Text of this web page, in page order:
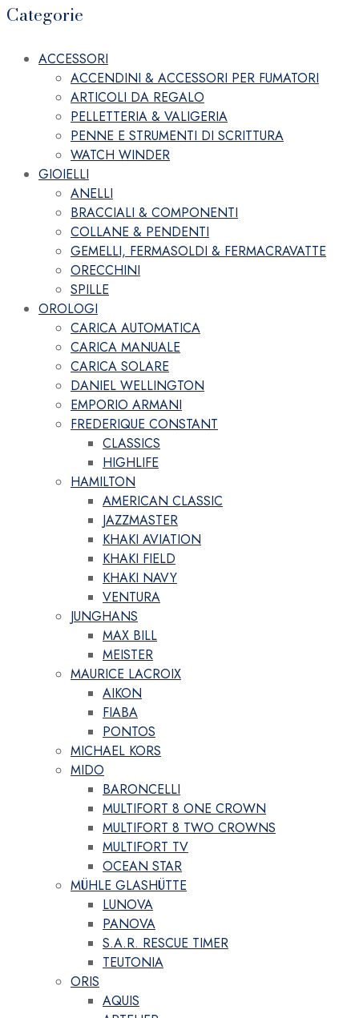
Categorie
ACCESSORI
ACCENDINI & ACCESSORI PER FUMATORI
ARTICOLI DA REGALO
PELLETTERIA & VALIGERIA
PENNE E STRUMENTI DI SCRITTURA
WATCH WINDER
GIOIELLI
ANELLI
BRACCIALI & COMPONENTI
COLLANE & PENDENTI
GEMELLI, FERMASOLDI & FERMACRAVATTE
ORECCHINI
SPILLE
OROLOGI
CARICA AUTOMATICA
CARICA MANUALE
CARICA SOLARE
DANIEL WELLINGTON
EMPORIO ARMANI
FREDERIQUE CONSTANT
CLASSICS
HIGHLIFE
HAMILTON
AMERICAN CLASSIC
JAZZMASTER
KHAKI AVIATION
KHAKI FIELD
KHAKI NAVY
VENTURA
JUNGHANS
MAX BILL
MEISTER
MAURICE LACROIX
AIKON
FIABA
PONTOS
MICHAEL KORS
MIDO
BARONCELLI
MULTIFORT 8 ONE CROWN
MULTIFORT 8 TWO CROWNS
MULTIFORT TV
OCEAN STAR
MÜHLE GLASHÜTTE
LUNOVA
PANOVA
S.A.R. RESCUE TIMER
TEUTONIA
ORIS
AQUIS